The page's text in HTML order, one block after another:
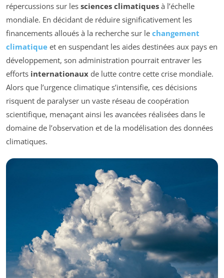
répercussions sur les sciences climatiques à l’échelle
mondiale. En décidant de réduire significativement les
financements alloués à la recherche sur le changement
climatique et en suspendant les aides destinées aux pays en
développement, son administration pourrait entraver les
efforts internationaux de lutte contre cette crise mondiale.
Alors que l’urgence climatique s’intensifie, ces décisions
risquent de paralyser un vaste réseau de coopération
scientifique, menaçant ainsi les avancées réalisées dans le
domaine de l’observation et de la modélisation des données
climatiques.